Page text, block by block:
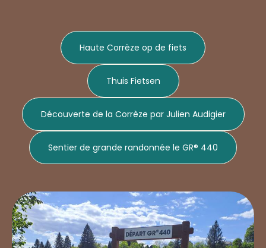
Haute Corrèze op de fiets
Thuis Fietsen
Découverte de la Corrèze par Julien Audigier
Sentier de grande randonnée le GR® 440